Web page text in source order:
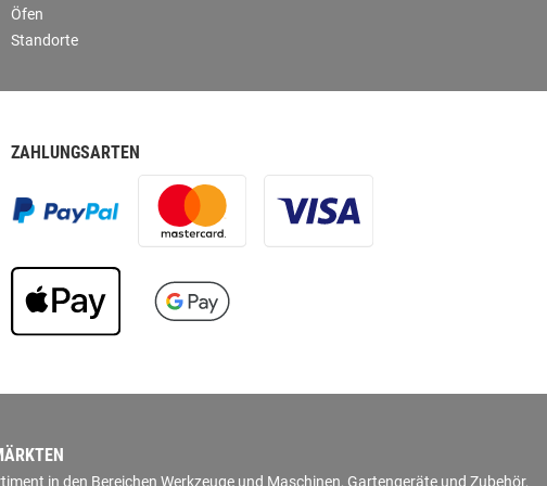
Öfen
Standorte
ZAHLUNGSARTEN
in den Bereichen Werkzeuge und Maschinen, Gartengeräte und Zubehör,